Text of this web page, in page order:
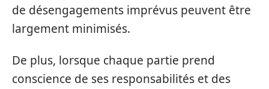
de désengagements imprévus peuvent être
largement minimisés.
De plus, lorsque chaque partie prend
conscience de ses responsabilités et des